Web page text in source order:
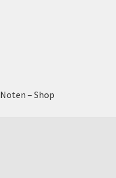
Noten – Shop